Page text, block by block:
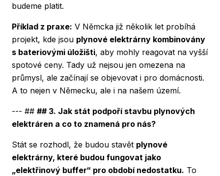
budeme platit.
Příklad z praxe: V Němcka již několik let probíhá
projekt, kde jsou plynové elektrárny kombinovány
s bateriovými úložišti, aby mohly reagovat na vyšší
spotové ceny. Tady už nejsou jen omezena na
průmysl, ale začínají se objevovat i pro domácnosti.
A to nejen v Německu, ale i na našem území.
--- ## ## 3. Jak stát podpoří stavbu plynových
elektráren a co to znamená pro nás?
Stát se rozhodl, že budou stavět plynové
elektrárny, které budou fungovat jako
„elektřinový buffer“ pro období nedostatku. To